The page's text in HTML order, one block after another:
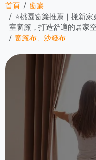
首頁
窗簾
⭐桃園窗簾推薦｜搬新
室窗簾，打造舒適的居家
窗簾布、沙發布